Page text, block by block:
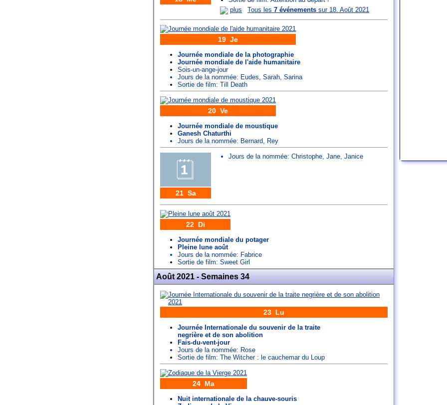
plus
Tous les 7 événements sur 18. Août 2021
19 Je
Journée mondiale de la photographie
Journée mondiale de l'aide humanitaire
Sois-un-ange-jour
Jours de la nommée: Eudes Sarah Sarina
Sortie de film: Till Death
20 Ve
Journée mondiale de moustique
Ganesh Chaturthi
Jours de la nommée: Bernard Rey
21 Sa
Jours de la nommée: Christophe Jane Janice
22 Di
Journée mondiale du potager
Pleine lune août
Jours de la nommée: Fabrice
Sortie de film: Sweet Girl
Août 2021 - Semaines 34
23 Lu
Journée Internationale du souvenir de la traite
negrière et de son abolition
Fais-du-vent-jour
Jours de la nommée: Rose
Sortie de film: The Witcher : le cauchemar du Loup
24 Ma
Nuit internationale de la chauve-souris